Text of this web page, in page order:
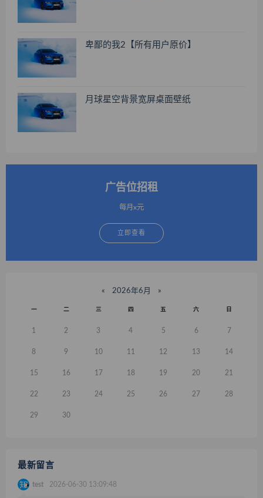
卑鄙的我2【所有用户原价】
月球星空背景宽屏桌面壁纸
广告位招租
每月x元
立即查看
« 2026年6月 »
一 二 三 四 五 六 日
1 2 3 4 5 6 7
8 9 10 11 12 13 14
15 16 17 18 19 20 21
22 23 24 25 26 27 28
29 30
最新留言
test 2026-06-30 13:09:48